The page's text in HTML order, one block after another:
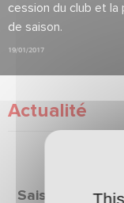
cession du club et la
de saison.
19/01/2017
Actualité
Saison 2023/